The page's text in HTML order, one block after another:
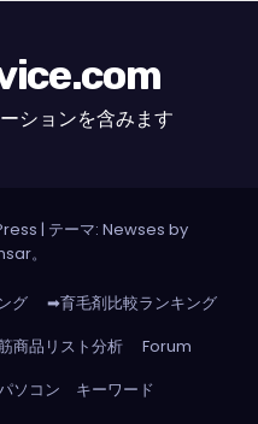
ションを含みます
| テーマ: Newses by
。
グ
➡育毛剤比較ランキング
商品リスト分析
Forum
ソコン キーワード